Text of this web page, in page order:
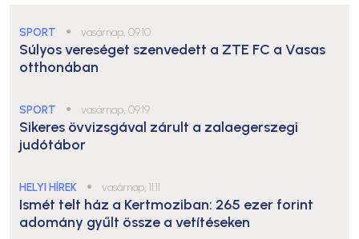
SPORT ● vasárnap, 09:10
Súlyos vereséget szenvedett a ZTE FC a Vasas
otthonában
SPORT ● vasárnap, 09:19
Sikeres övvizsgával zárult a zalaegerszegi
judótábor
HELYI HÍREK ● vasárnap, 11:11
Ismét telt ház a Kertmoziban: 265 ezer forint
adomány gyűlt össze a vetítéseken